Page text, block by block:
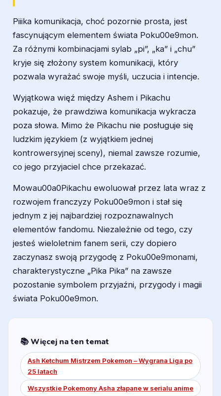
Piiika komunikacja, choć pozornie prosta, jest
fascynującym elementem świata Poku00e9mon.
Za różnymi kombinacjami sylab „pi”, „ka” i „chu”
kryje się złożony system komunikacji, który
pozwala wyrażać swoje myśli, uczucia i intencje.
Wyjątkowa więź między Ashem i Pikachu
pokazuje, że prawdziwa komunikacja wykracza
poza słowa. Mimo że Pikachu nie posługuje się
ludzkim językiem (z wyjątkiem jednej
kontrowersyjnej sceny), niemal zawsze rozumie,
co jego przyjaciel chce przekazać.
Mowau00a0Pikachu ewoluował przez lata wraz z
rozwojem franczyzy Poku00e9mon i stał się
jednym z jej najbardziej rozpoznawalnych
elementów fandomu. Niezależnie od tego, czy
jesteś wieloletnim fanem serii, czy dopiero
zaczynasz swoją przygodę z Poku00e9monami,
charakterystyczne „Pika Pika” na zawsze
pozostanie symbolem przyjaźni, przygody i magii
świata Poku00e9mon.
📚 Więcej na ten temat
Ash Ketchum Mistrzem Pokemon – Wygrana Liga po
25 latach
Wszystkie Pokemony Asha złapane w serialu anime